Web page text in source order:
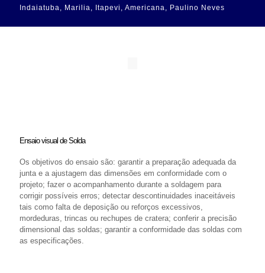
Indaiatuba, Marilia, Itapevi, Americana, Paulino Neves
Ensaio visual de Solda
Os objetivos do ensaio são: garantir a preparação adequada da
junta e a ajustagem das dimensões em conformidade com o
projeto; fazer o acompanhamento durante a soldagem para
corrigir possíveis erros; detectar descontinuidades inaceitáveis
tais como falta de deposição ou reforços excessivos,
mordeduras, trincas ou rechupes de cratera; conferir a precisão
dimensional das soldas; garantir a conformidade das soldas com
as especificações.